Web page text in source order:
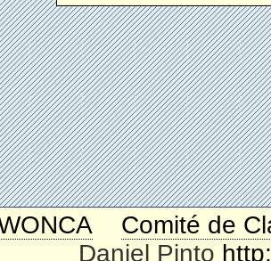
Comité de
Daniel Pinto